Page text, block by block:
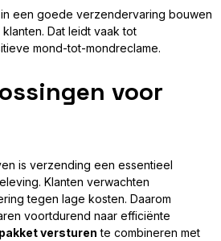
een goede verzendervaring bouwen
Dat leidt vaak tot
mond-tot-mondreclame.
voor
is verzending een essentieel
Klanten verwachten
tegen lage kosten. Daarom
voortdurend naar efficiënte
versturen te combineren met